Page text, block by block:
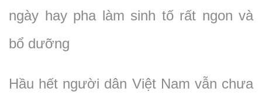
ngày hay pha làm sinh tố rất ngon và
bổ dưỡng
Hầu hết người dân Việt Nam vẫn chưa